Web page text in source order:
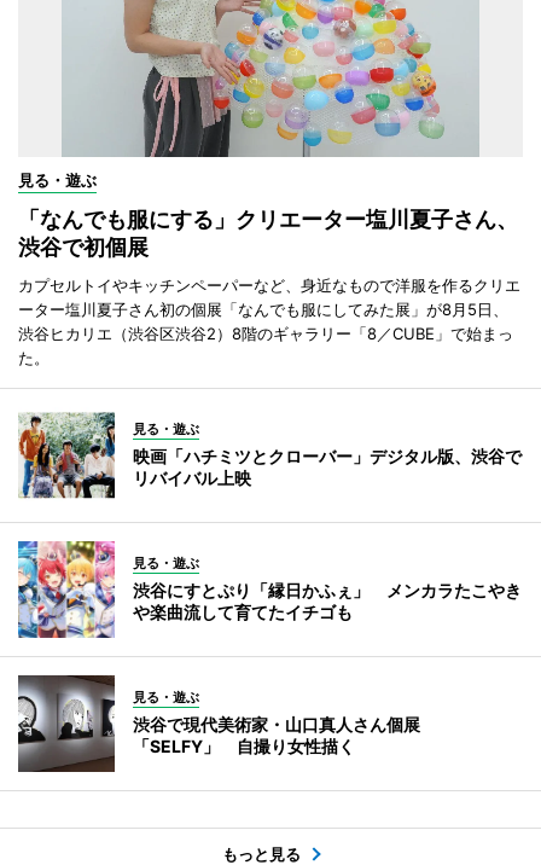
見る・遊ぶ
「なんでも服にする」クリエーター塩川夏子さん、
渋谷で初個展
カプセルトイやキッチンペーパーなど、身近なもので洋服を作るクリエ
ーター塩川夏子さん初の個展「なんでも服にしてみた展」が8月5日、
渋谷ヒカリエ（渋谷区渋谷2）8階のギャラリー「8／CUBE」で始まっ
た。
見る・遊ぶ
映画「ハチミツとクローバー」デジタル版、渋谷で
リバイバル上映
見る・遊ぶ
渋谷にすとぷり「縁日かふぇ」 メンカラたこやき
や楽曲流して育てたイチゴも
見る・遊ぶ
渋谷で現代美術家・山口真人さん個展
「SELFY」 自撮り女性描く
もっと見る